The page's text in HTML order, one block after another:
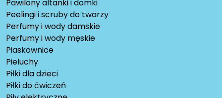
Pawilony altanki i domki
Peelingi i scruby do twarzy
Perfumy i wody damskie
Perfumy i wody męskie
Piaskownice
Pieluchy
Piłki dla dzieci
Piłki do ćwiczeń